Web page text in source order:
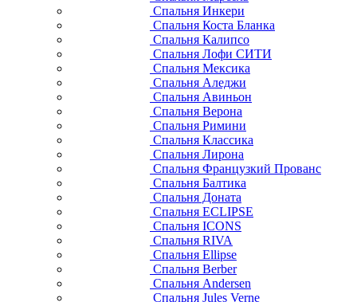
Спальня Инкери
Спальня Коста Бланка
Спальня Калипсо
Спальня Лофи СИТИ
Спальня Мексика
Спальня Аледжи
Спальня Авиньон
Спальня Верона
Спальня Римини
Спальня Классика
Спальня Лирона
Спальня Французкий Прованс
Спальня Балтика
Спальня Доната
Спальня ECLIPSE
Спальня ICONS
Спальня RIVA
Спальня Ellipse
Спальня Berber
Спальня Andersen
Спальня Jules Verne